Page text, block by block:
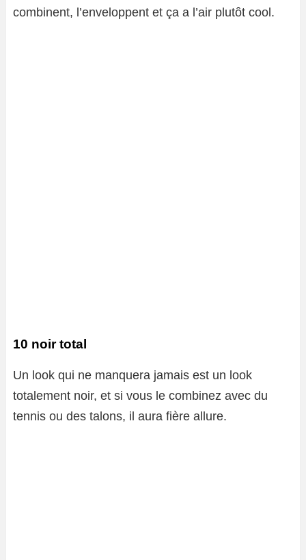
combinent, l’enveloppent et ça a l’air plutôt cool.
10 noir total
Un look qui ne manquera jamais est un look
totalement noir, et si vous le combinez avec du
tennis ou des talons, il aura fière allure.